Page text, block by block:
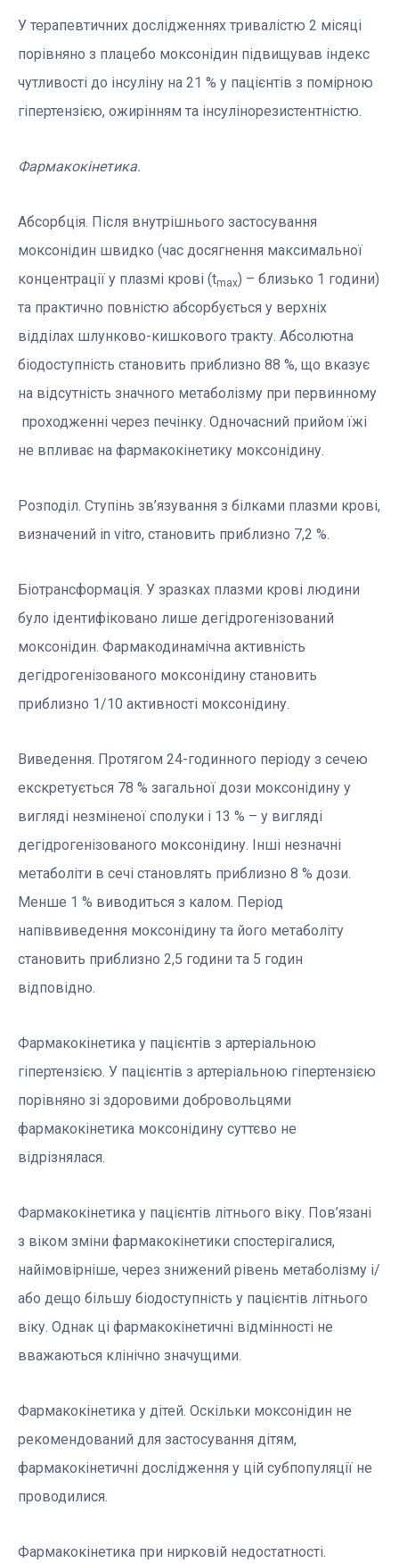
У терапевтичних дослідженнях тривалістю 2 місяці
порівняно з плацебо моксонідин підвищував індекс
чутливості до інсуліну на 21 % у пацієнтів з помірною
гіпертензією, ожирінням та інсулінорезистентністю.
Фармакокінетика.
Абсорбція. Після внутрішнього застосування
моксонідин швидко (час досягнення максимальної
концентрації у плазмі крові (tmax) – близько 1 години)
та практично повністю абсорбується у верхніх
відділах шлунково-кишкового тракту. Абсолютна
біодоступність становить приблизно 88 %, що вказує
на відсутність значного метаболізму при первинному
проходженні через печінку. Одночасний прийом їжі
не впливає на фармакокінетику моксонідину.
Розподіл. Ступінь зв’язування з білками плазми крові,
визначений in vitro, становить приблизно 7,2 %.
Біотрансформація. У зразках плазми крові людини
було ідентифіковано лише дегідрогенізований
моксонідин. Фармакодинамічна активність
дегідрогенізованого моксонідину становить
приблизно 1/10 активності моксонідину.
Виведення. Протягом 24-годинного періоду з сечею
екскретується 78 % загальної дози моксонідину у
вигляді незміненої сполуки і 13 % – у вигляді
дегідрогенізованого моксонідину. Інші незначні
метаболіти в сечі становлять приблизно 8 % дози.
Менше 1 % виводиться з калом. Період
напіввиведення моксонідину та його метаболіту
становить приблизно 2,5 години та 5 годин
відповідно.
Фармакокінетика у пацієнтів з артеріальною
гіпертензією. У пацієнтів з артеріальною гіпертензією
порівняно зі здоровими добровольцями
фармакокінетика моксонідину суттєво не
відрізнялася.
Фармакокінетика у пацієнтів літнього віку. Пов’язані
з віком зміни фармакокінетики спостерігалися,
найімовірніше, через знижений рівень метаболізму і/
або дещо більшу біодоступність у пацієнтів літнього
віку. Однак ці фармакокінетичні відмінності не
вважаються клінічно значущими.
Фармакокінетика у дітей. Оскільки моксонідин не
рекомендований для застосування дітям,
фармакокінетичні дослідження у цій субпопуляції не
проводилися.
Фармакокінетика при нирковій недостатності.